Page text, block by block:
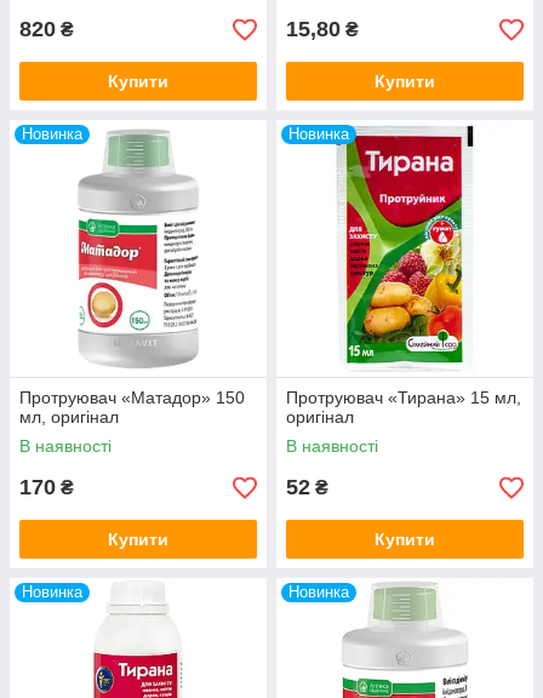
820 ₴
Купити
15,80 ₴
Купити
Новинка
Протруювач «Матадор» 150
мл, оригінал
В наявності
170 ₴
Купити
Новинка
Протруювач «Тирана» 15 мл,
оригінал
В наявності
52 ₴
Купити
Новинка Новинка